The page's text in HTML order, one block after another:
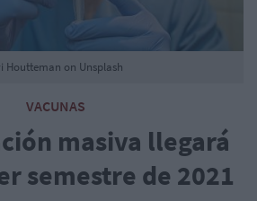
VACUNAS
masiva llegará
semestre de 2021
Houtteman on Unsplash